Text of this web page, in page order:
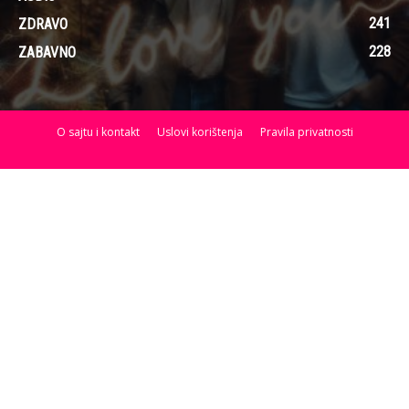
ZDRAVO
241
ZABAVNO
228
O sajtu i kontakt Uslovi korištenja Pravila privatnosti